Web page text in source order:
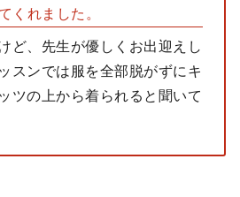
くれました。
ど、先生が優しくお出迎えし
スンでは服を全部脱がずにキ
ツの上から着られると聞いて